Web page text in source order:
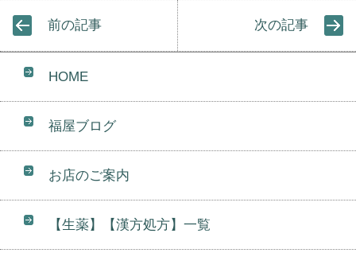
前の記事 次の記事
HOME
福屋ブログ
お店のご案内
【生薬】【漢方処方】一覧